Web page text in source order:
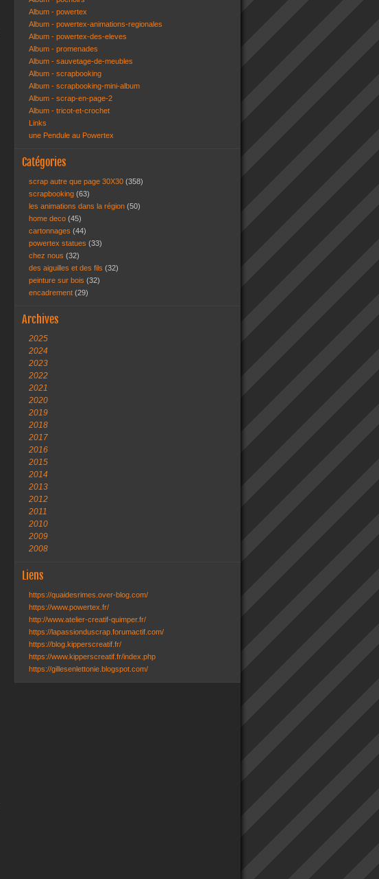
Album - powertex
Album - powertex-animations-regionales
Album - powertex-des-eleves
Album - promenades
Album - sauvetage-de-meubles
Album - scrapbooking
Album - scrapbooking-mini-album
Album - scrap-en-page-2
Album - tricot-et-crochet
Links
une Pendule au Powertex
Catégories
scrap autre que page 30X30 (358)
scrapbooking (63)
les animations dans la région (50)
home deco (45)
cartonnages (44)
powertex statues (33)
chez nous (32)
des aiguilles et des fils (32)
peinture sur bois (32)
encadrement (29)
Archives
2025
2024
2023
2022
2021
2020
2019
2018
2017
2016
2015
2014
2013
2012
2011
2010
2009
2008
Liens
https://quaidesrimes.over-blog.com/
https://www.powertex.fr/
http://www.atelier-creatif-quimper.fr/
https://lapassionduscrap.forumactif.com/
https://blog.kipperscreatif.fr/
https://www.kipperscreatif.fr/index.php
https://gillesenlettonie.blogspot.com/